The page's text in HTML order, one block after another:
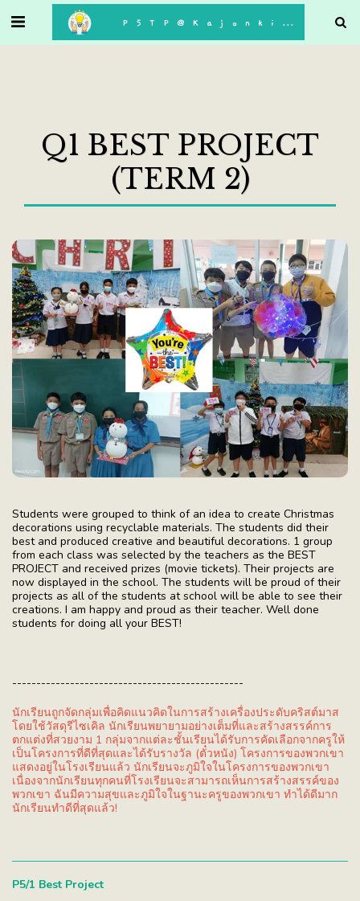
P5TP@Kajonkiet
Q1 BEST PROJECT
(TERM 2)
Students were grouped to think of an idea to create Christmas
decorations using recyclable materials. The students did their
best and produced creative and beautiful decorations. 1 group
from each class was selected by the teachers as the BEST
PROJECT and received prizes (movie tickets). Their projects are
now displayed in the school. The students will be proud of their
projects as all of the students at school will be able to see their
creations. I am happy and proud as their teacher. Well done
students for doing all your BEST!
------------------------------------------------
นักเรียนถูกจัดกลุ่มเพื่อคิดแนวคิดในการสร้างเครื่องประดับคริสต์มาส
โดยใช้วัสดุรีไซเคิล นักเรียนพยายามอย่างเต็มที่และสร้างสรรค์การ
ตกแต่งที่สวยงาม 1 กลุ่มจากแต่ละชั้นเรียนได้รับการคัดเลือกจากครูให้
เป็นโครงการที่ดีที่สุดและได้รับรางวัล (ตั๋วหนัง) โครงการของพวกเขา
แสดงอยู่ในโรงเรียนแล้ว นักเรียนจะภูมิใจในโครงการของพวกเขา
เนื่องจากนักเรียนทุกคนที่โรงเรียนจะสามารถเห็นการสร้างสรรค์ของ
พวกเขา ฉันมีความสุขและภูมิใจในฐานะครูของพวกเขา ทำได้ดีมาก
นักเรียนทำดีที่สุดแล้ว!
P5/1 Best Project